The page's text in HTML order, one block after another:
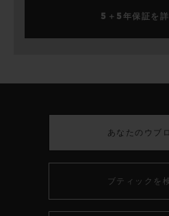
5＋5年保証を
あなたのウブ
ブティックを